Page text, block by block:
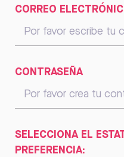
CORREO
CONTRASEÑA
SELECCIONA EL
PREFERENCIA: